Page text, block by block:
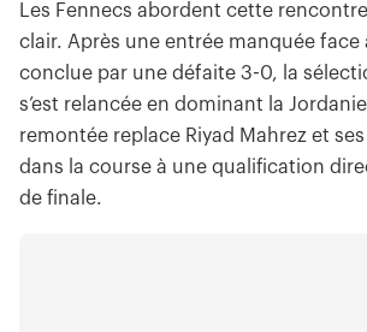
Les Fennecs abordent cette
clair. Après une entrée manquée face
conclue par une défaite 3-0, la
s’est relancée en dominant la
remontée replace Riyad Mahrez et
dans la course à une qualification
de finale.